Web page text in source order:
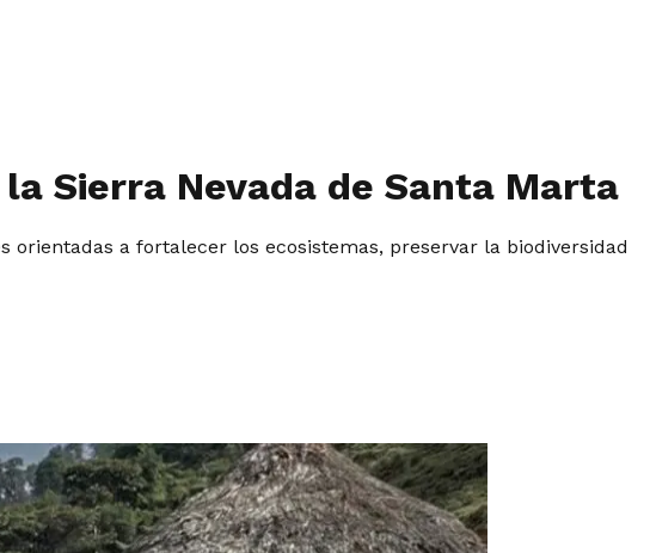
Sierra Nevada de Santa Marta
a fortalecer los ecosistemas, preservar la biodiversidad